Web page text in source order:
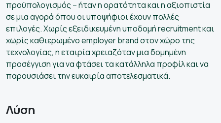
προϋπολογισμός – ήταν η ορατότητα και η αξιοπιστία
σε μια αγορά όπου οι υποψήφιοι έχουν πολλές
επιλογές. Χωρίς εξειδικευμένη υποδομή recruitment και
χωρίς καθιερωμένο employer brand στον χώρο της
τεχνολογίας, η εταιρία χρειαζόταν μια δομημένη
προσέγγιση για να φτάσει τα κατάλληλα προφίλ και να
παρουσιάσει την ευκαιρία αποτελεσματικά.
Λύση